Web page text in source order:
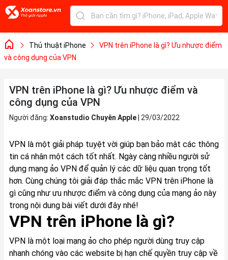
Thủ thuật iPhone
VPN trên iPhone là gì? Ưu nhược điểm
và công dụng của VPN
VPN trên iPhone là gì? Ưu nhược điểm và
công dụng của VPN
Người đăng: Xoanstudio Chuyên Apple| 29/03/2022
VPN là một giải pháp tuyệt vời giúp bạn bảo mật các thông
tin cá nhân một cách tốt nhất. Ngày càng nhiều người sử
dụng mạng ảo VPN để quản lý các dữ liệu quan trọng tốt
hơn. Cùng chúng tôi giải đáp thắc mắc VPN trên iPhone là
gì cũng như ưu nhược điểm và công dụng của mạng ảo này
trong nội dung bài viết dưới đây nhé!
VPN trên iPhone là gì?
VPN là một loại mạng ảo cho phép người dùng truy cập
nhanh chóng vào các website bị hạn chế quyền truy cập về